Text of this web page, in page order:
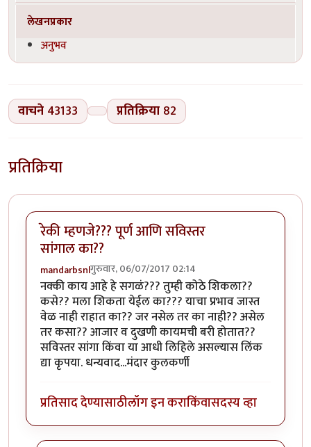
लेखनप्रकार
अनुभव
वाचने 43133 प्रतिक्रिया 82
प्रतिक्रिया
रेकी म्हणजे??? पूर्ण आणि सविस्तर
सांगाल का??
mandarbsnlगुरुवार, 06/07/2017 02:14
नक्की काय आहे हे सगळं??? तुम्ही कोठे शिकला??
कसे?? मला शिकता येईल का??? याचा प्रभाव जास्त
वेळ नाही राहात का?? जर नसेल तर का नाही‍?? असेल
तर कसा?? आजार व दुखणी कायमची बरी होतात??
सविस्तर सांगा किंवा या आधी लिहिले असल्यास लिंक
द्या कृपया. धन्यवाद...मंदार कुलकर्णी
प्रतिसाद देण्यासाठीलॉग इन कराकिंवासदस्य व्हा